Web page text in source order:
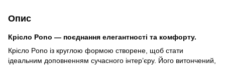
Опис
Крісло Pono — поєднання елегантності та комфорту.
Крісло Pono із круглою формою створене, щоб стати
ідеальним доповненням сучасного інтер’єру. Його витончений,